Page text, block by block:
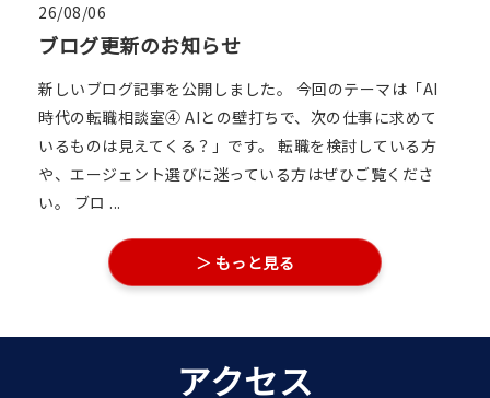
26/08/06
ブログ更新のお知らせ
新しいブログ記事を公開しました。 今回のテーマは「AI
時代の転職相談室④ AIとの壁打ちで、次の仕事に求めて
いるものは見えてくる？」です。 転職を検討している方
や、エージェント選びに迷っている方はぜひご覧くださ
い。 ブロ ...
＞ もっと見る
アクセス